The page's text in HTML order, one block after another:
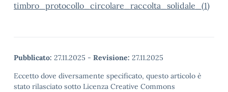
timbro_protocollo_circolare_raccolta_solidale_(1)
Pubblicato: 27.11.2025 - Revisione: 27.11.2025
Eccetto dove diversamente specificato, questo articolo è
stato rilasciato sotto Licenza Creative Commons